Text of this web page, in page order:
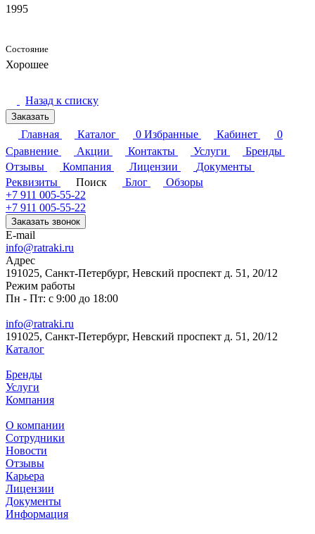
1995
Состояние
Хорошее
Назад к списку
Заказать
Главная Каталог 0 Избранные Кабинет
0
Сравнение
Акции Контакты Услуги
Бренды
Отзывы
Компания Лицензии
Документы
Реквизиты
Поиск Блог
Обзоры
+7 911 005-55-22
+7 911 005-55-22
Заказать звонок
E-mail
info@ratraki.ru
Адрес
191025, Санкт-Петербург, Невский проспект д. 51, 20/12
Режим работы
Пн - Пт: с 9:00 до 18:00
info@ratraki.ru
191025, Санкт-Петербург, Невский проспект д. 51, 20/12
Каталог
Бренды
Услуги
Компания
О компании
Сотрудники
Новости
Отзывы
Карьера
Лицензии
Документы
Информация